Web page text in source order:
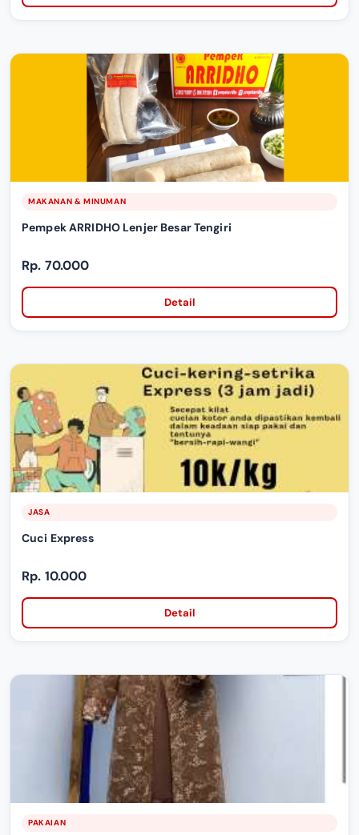
MAKANAN & MINUMAN
Pempek ARRIDHO Lenjer Besar Tengiri
Rp. 70.000
Detail
JASA
Cuci Express
Rp. 10.000
Detail
PAKAIAN